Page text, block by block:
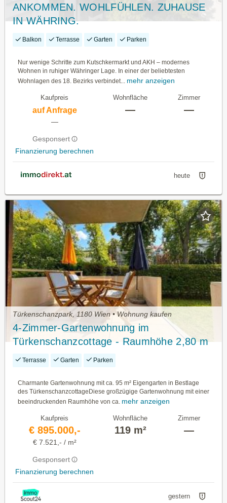
ANKOMMEN. WOHLFÜHLEN. ZUHAUSE
IN WÄHRING.
Balkon Terrasse Garten Parken
Nur wenige Schritte zum Kutschkermarkt und AKH – modernes
Wohnen in ruhiger Währinger Lage. In einer der beliebtesten
Wohnlagen des 18. Bezirks verbindet... mehr anzeigen
Kaufpreis
auf Anfrage
—
Gesponsert
Finanzierung berechnen
Wohnfläche
—
Zimmer
—
heute
Türkenschanzpark, 1180 Wien • Wohnung kaufen
4-Zimmer-Gartenwohnung im
Türkenschanzcottage - Raumhöhe 2,80 m
Terrasse Garten Parken
Charmante Gartenwohnung mit ca. 95 m² Eigengarten in Bestlage
des TürkenschanzcottageDiese großzügige Gartenwohnung mit einer
beeindruckenden Raumhöhe von ca. mehr anzeigen
Kaufpreis
€ 895.000,-
€ 7.521,- / m²
Gesponsert
Finanzierung berechnen
Wohnfläche
119 m²
Zimmer
—
gestern